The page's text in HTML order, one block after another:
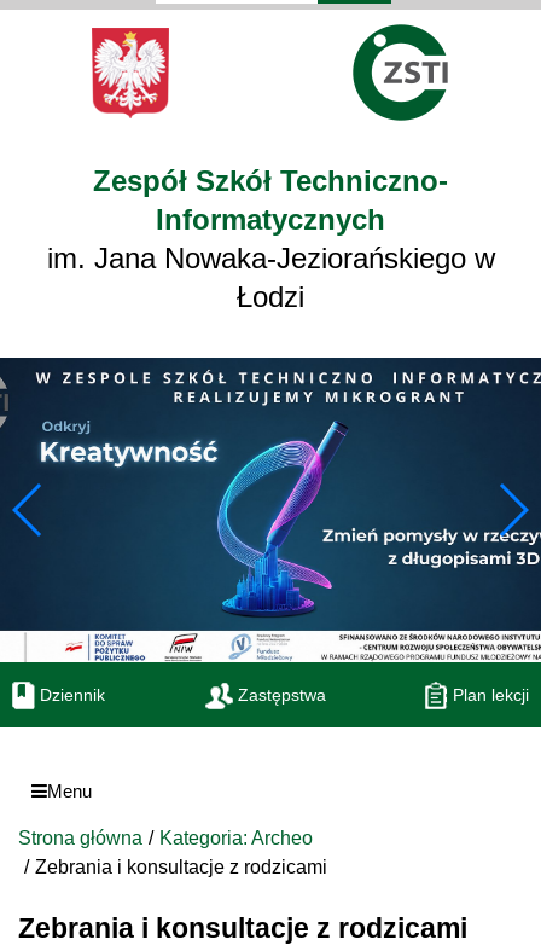
Zespół Szkół Techniczno-
Informatycznych
im. Jana Nowaka-Jeziorańskiego w
Łodzi
Dziennik Zastępstwa Plan lekcji
Menu
Strona główna
Kategoria: Archeo
Zebrania i konsultacje z rodzicami
Zebrania i konsultacje z rodzicami